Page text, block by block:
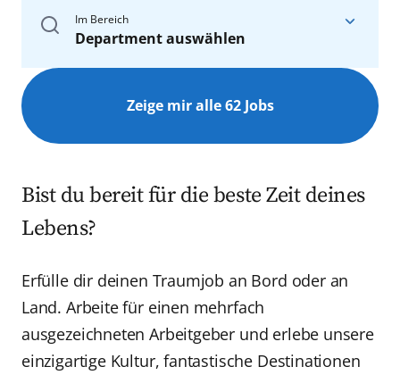
An Bord
An Land
Alle
Rostock
Hamburg
Homeoffice
Zurücksetzen Anwenden
Im Bereich
Department auswählen
Bar, Restaurant & Küche
Spa & Sport
Shop & Verkauf
Zeige mir alle 62 Jobs
Bist du bereit für die beste Zeit deines
Lebens?
Erfülle dir deinen Traumjob an Bord oder an
Land. Arbeite für einen mehrfach
ausgezeichneten Arbeitgeber und erlebe unsere
einzigartige Kultur, fantastische Destinationen